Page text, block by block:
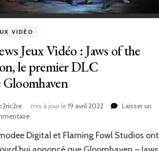
VIDÉO
Jeux Vidéo : Jaws of the
le premier DLC
Gloomhaven
mis à jour le19 avril 2022
Laisser un
sur
Jeux
Vidéo
Digital et Flaming Fowl Studios ont